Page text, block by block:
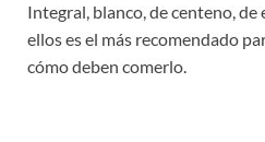
Integral, blanco, de centeno,
ellos es el más recomendado
cómo deben comerlo.